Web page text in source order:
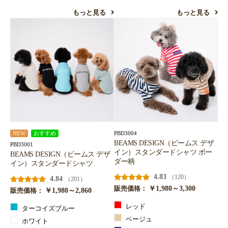
もっと見る もっと見る
NEW おすすめ
PBD3001
BEAMS DESIGN（ビームス デザ
イン）スタンダードシャツ
4.84
（201）
販売価格：
￥1,980～2,860
ターコイズブルー
ホワイト
PBD3004
BEAMS DESIGN（ビームス デザ
イン）スタンダードシャツ ボー
ダー柄
4.83
（120）
販売価格：
￥1,980～3,300
レッド
ベージュ